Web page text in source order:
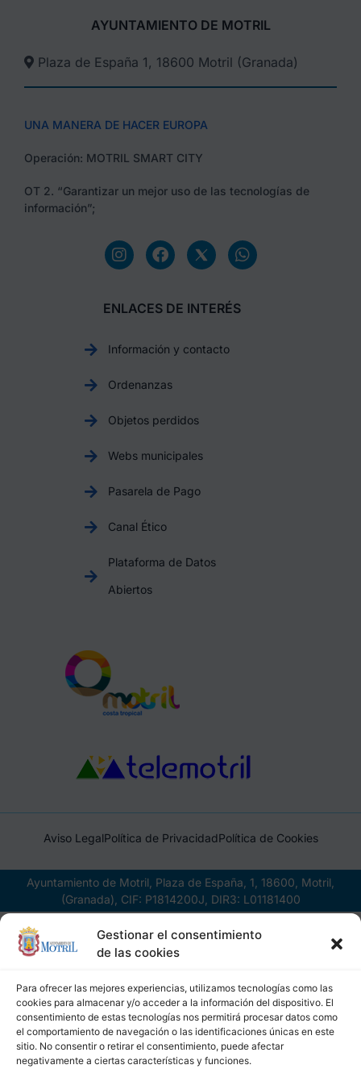
Gestionar el consentimiento
de las cookies
Para ofrecer las mejores experiencias, utilizamos tecnologías como las
cookies para almacenar y/o acceder a la información del dispositivo. El
consentimiento de estas tecnologías nos permitirá procesar datos como
el comportamiento de navegación o las identificaciones únicas en este
sitio. No consentir o retirar el consentimiento, puede afectar
negativamente a ciertas características y funciones.
AYUNTAMIENTO DE MOTRIL
Plaza de España 1, 18600 Motril (Granada)​
UNA MANERA DE HACER EUROPA
Operación: MOTRIL SMART CITY
OT 2. “Garantizar un mejor uso de las tecnologías de
información”;
ENLACES DE INTERÉS
Información y contacto
Ordenanzas
Objetos perdidos
Webs municipales
Pasarela de Pago
Canal Ético
Plataforma de Datos
Abiertos
Aviso LegalPolítica de PrivacidadPolítica de Cookies
Ayuntamiento de Motril, Plaza de España, 1, 18600, Motril,
(Granada), CIF: P1814200J, DIR3: L01181400